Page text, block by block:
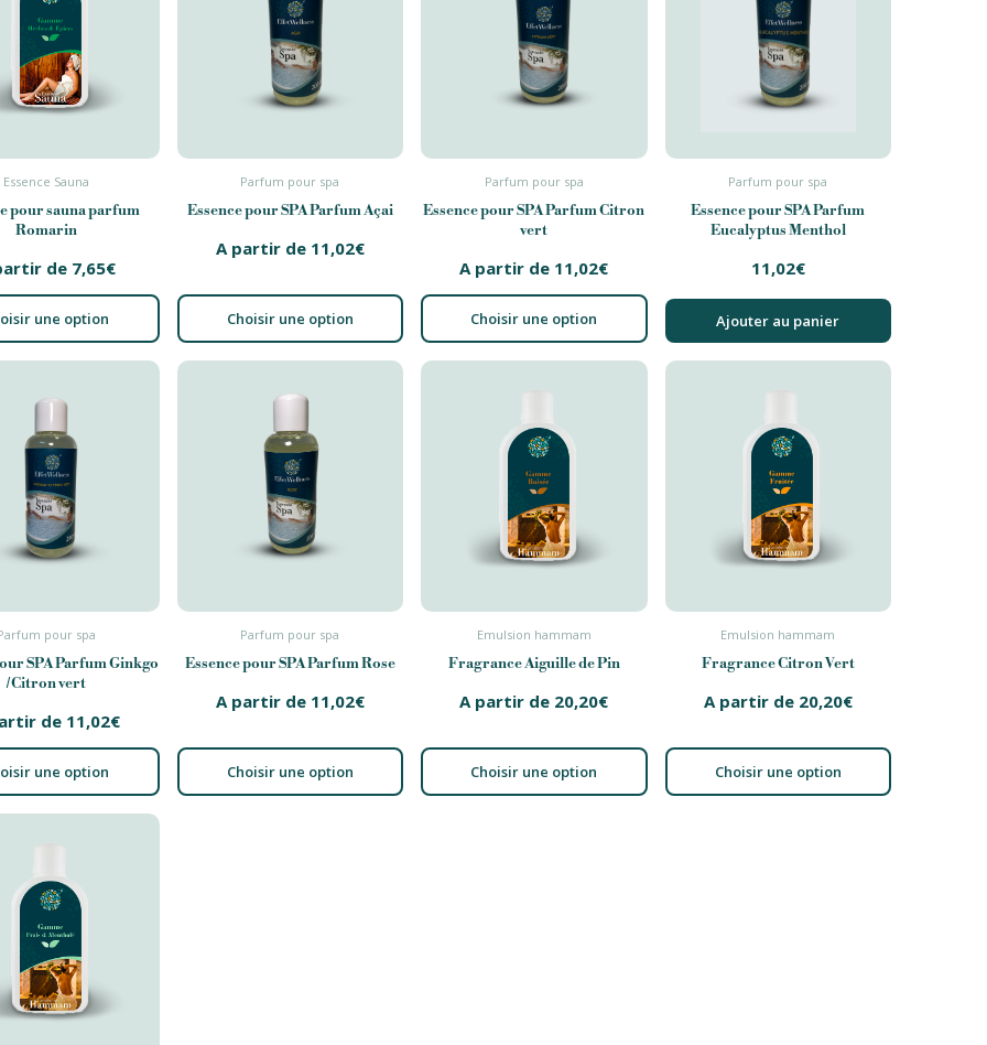
Essence Sauna
pour sauna parfum
Romarin
de 7,65€
une option
Parfum pour spa
Essence pour SPA Parfum Açai
A partir de 11,02€
Choisir une option
Parfum pour spa
Essence pour SPA Parfum Citron
vert
A partir de 11,02€
Choisir une option
Parfum pour spa
Essence pour SPA Parfum
Eucalyptus Menthol
11,02€
Ajouter au panier
pour spa
SPA Parfum Ginkgo
/ Citron vert
de 11,02€
une option
Parfum pour spa
Essence pour SPA Parfum Rose
A partir de 11,02€
Choisir une option
Emulsion hammam
Fragrance Aiguille de Pin
A partir de 20,20€
Choisir une option
Emulsion hammam
Fragrance Citron Vert
A partir de 20,20€
Choisir une option